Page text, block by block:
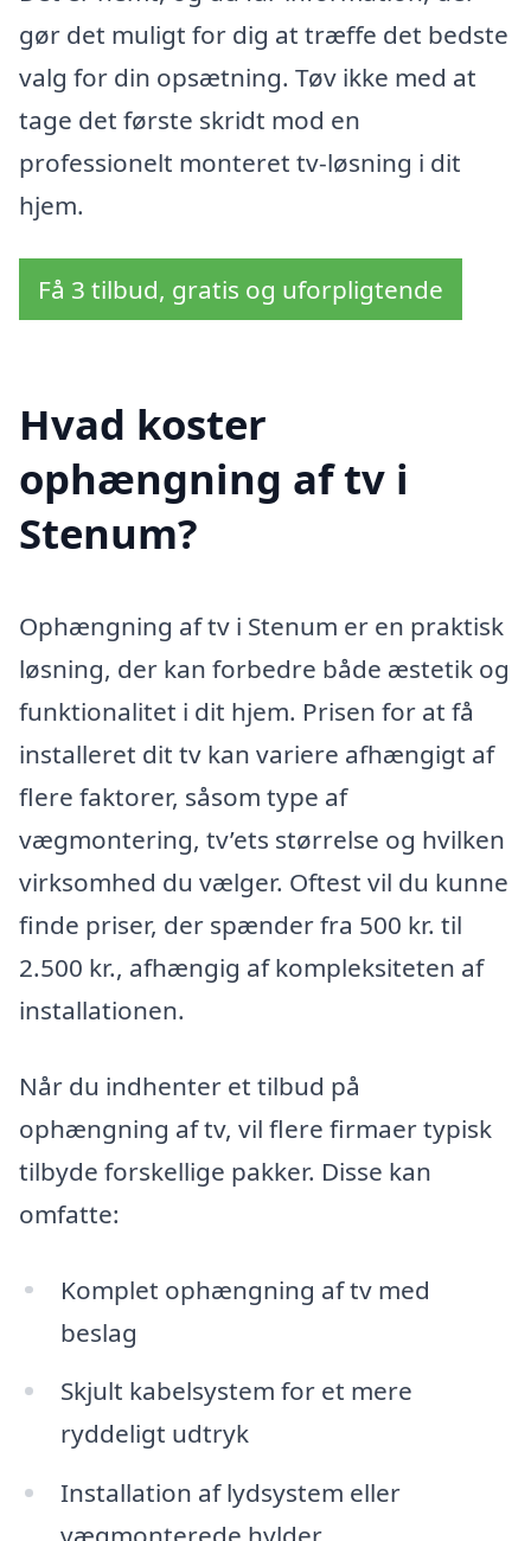
gør det muligt for dig at træffe det bedste
valg for din opsætning. Tøv ikke med at
tage det første skridt mod en
professionelt monteret tv-løsning i dit
hjem.
Få 3 tilbud, gratis og uforpligtende
Hvad koster
ophængning af tv i
Stenum?
Ophængning af tv i Stenum er en praktisk
løsning, der kan forbedre både æstetik og
funktionalitet i dit hjem. Prisen for at få
installeret dit tv kan variere afhængigt af
flere faktorer, såsom type af
vægmontering, tv’ets størrelse og hvilken
virksomhed du vælger. Oftest vil du kunne
finde priser, der spænder fra 500 kr. til
2.500 kr., afhængig af kompleksiteten af
installationen.
Når du indhenter et tilbud på
ophængning af tv, vil flere firmaer typisk
tilbyde forskellige pakker. Disse kan
omfatte:
Komplet ophængning af tv med
beslag
Skjult kabelsystem for et mere
ryddeligt udtryk
Installation af lydsystem eller